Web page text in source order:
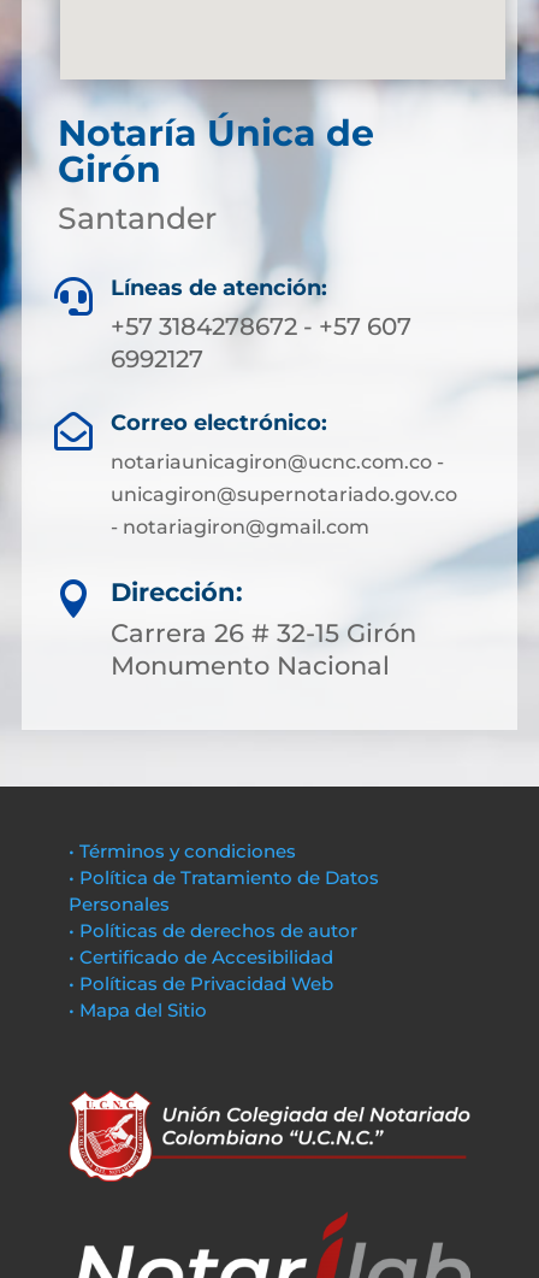
Notaría Única de
Girón
Santander
 Líneas de atención:
+57 3184278672 - +57 607
6992127
 Correo electrónico:
notariaunicagiron@ucnc.com.co -
unicagiron@supernotariado.gov.co
- notariagiron@gmail.com

Dirección:
Carrera 26 # 32-15 Girón
Monumento Nacional
• Términos y condiciones
• Política de Tratamiento de Datos
Personales
• Políticas de derechos de autor
• Certificado de Accesibilidad
• Políticas de Privacidad Web
• Mapa del Sitio